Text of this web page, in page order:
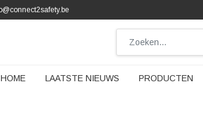
HOME LAATSTE NIEUWS PRODUCTEN